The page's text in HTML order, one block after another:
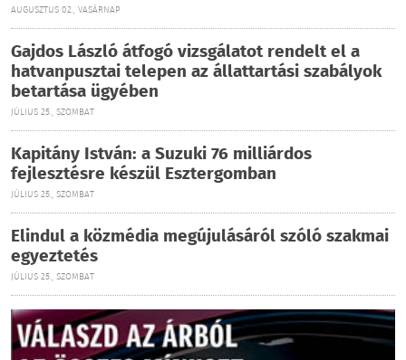
AUGUSZTUS 02., VASÁRNAP
Gajdos László átfogó vizsgálatot rendelt el a
hatvanpusztai telepen az állattartási szabályok
betartása ügyében
JÚLIUS 25., SZOMBAT
Kapitány István: a Suzuki 76 milliárdos
fejlesztésre készül Esztergomban
JÚLIUS 25., SZOMBAT
Elindul a közmédia megújulásáról szóló szakmai
egyeztetés
JÚLIUS 25., SZOMBAT